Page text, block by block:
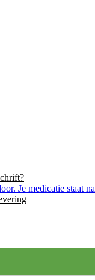
Je medicatie staat